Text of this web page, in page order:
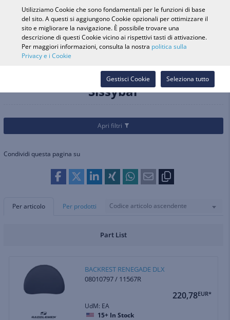
Ricerca veicolo
Cerca nel
Webshop
Accedi
Ricambi e accessori Selle e sissybar Sissybar
Sissybar
Apri filtri
Condividi questa pagina su
Per articolo Per prodotti Codice articolo ascendente
Part List
BACKREST RENEGADE DLX
08010797 / 11567R
220,78EUR*
UdM: EA
15+ In Stock
Utilizziamo Cookie che sono fondamentali per le funzioni di base
del sito. A questi si aggiungono Cookie opzionali per ottimizzare il
sito e migliorare la navigazione. È possibile trovare una
descrizione di questi Cookie vicino ai rispettivi tasti di attivazione.
Per maggiori informazioni, consulta la nostra politica sulla
Privacy e i Cookie
Seleziona tutto
Gestisci Cookie